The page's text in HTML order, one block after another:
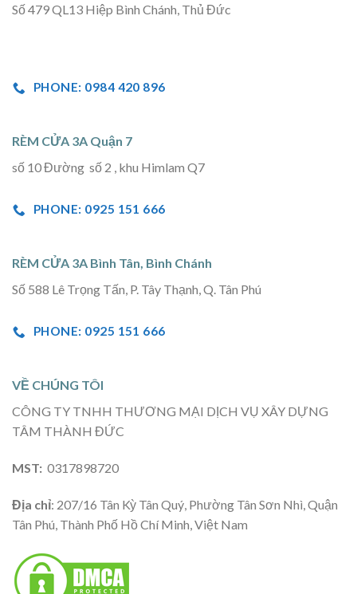
Số 479 QL13 Hiệp Bình Chánh, Thủ Đức
PHONE: 0984 420 896
RÈM CỬA 3A Quận 7
số 10 Đường số 2 , khu Himlam Q7
PHONE: 0925 151 666
RÈM CỬA 3A Bình Tân, Bình Chánh
Số 588 Lê Trọng Tấn, P. Tây Thạnh, Q. Tân Phú
PHONE: 0925 151 666
VỀ CHÚNG TÔI
CÔNG TY TNHH THƯƠNG MẠI DỊCH VỤ XÂY DỰNG
TÂM THÀNH ĐỨC
MST: 0317898720
Địa chỉ: 207/16 Tân Kỳ Tân Quý, Phường Tân Sơn Nhì, Quận
Tân Phú, Thành Phố Hồ Chí Minh, Việt Nam